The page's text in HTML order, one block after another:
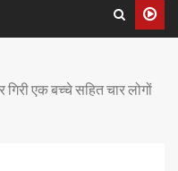
एक बच्चे सहित चार लोगों